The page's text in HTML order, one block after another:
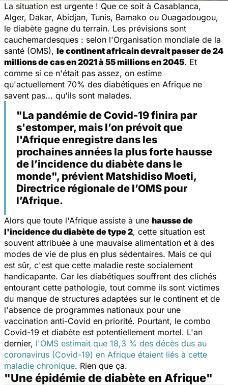
La situation est urgente ! Que ce soit à Casablanca,
Alger, Dakar, Abidjan, Tunis, Bamako ou Ouagadougou,
le diabète gagne du terrain. Les prévisions sont
cauchemardesques : selon l'Organisation mondiale de la
santé (OMS), le continent africain devrait passer de 24
millions de cas en 2021 à 55 millions en 2045. Et
comme si ce n'était pas assez, on estime
qu'actuellement 70% des diabétiques en Afrique ne
savent pas... qu'ils sont malades.
"La pandémie de Covid-19 finira par
s'estomper, mais l’on prévoit que
l'Afrique enregistre dans les
prochaines années la plus forte hausse
de l’incidence du diabète dans le
monde", prévient Matshidiso Moeti,
Directrice régionale de l’OMS pour
l’Afrique.
Alors que toute l'Afrique assiste à une hausse de
l'incidence du diabète de type 2, cette situation est
souvent attribuée à une mauvaise alimentation et à des
modes de vie de plus en plus sédentaires. Mais ce qui
est sûr, c'est que cette maladie reste socialement
handicapante. Car les diabétiques souffrent des clichés
entourant cette pathologie, tout comme ils sont victimes
du manque de structures adaptées sur le continent et de
l'absence de programmes nationaux pour une
vaccination anti-Covid en priorité. Pourtant, le combo
Covid-19 et diabète est potentiellement mortel. L'an
dernier, l'OMS estimait que 18,3 % des décès dus au
coronavirus (Covid-19) en Afrique étaient liés à cette
maladie chronique. Rien que ça.
"Une épidémie de diabète en Afrique"